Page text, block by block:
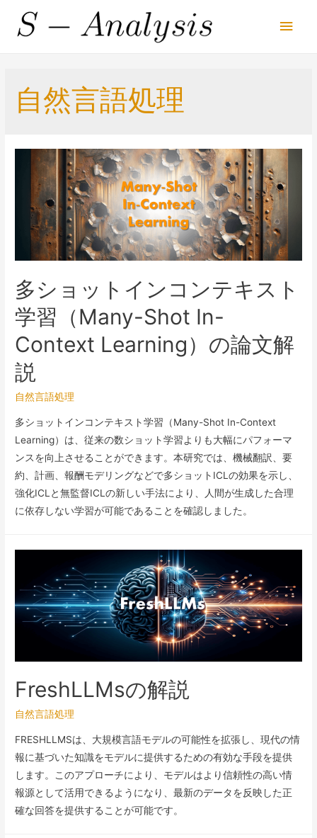
Main
自然言語処理
多ショットインコンテキスト
学習（Many-Shot In-
Context Learning）の論文解
説
自然言語処理
多ショットインコンテキスト学習（Many-Shot In-Context
Learning）は、従来の数ショット学習よりも大幅にパフォーマ
ンスを向上させることができます。本研究では、機械翻訳、要
約、計画、報酬モデリングなどで多ショットICLの効果を示し、
強化ICLと無監督ICLの新しい手法により、人間が生成した合理
に依存しない学習が可能であることを確認しました。
FreshLLMsの解説
自然言語処理
FRESHLLMSは、大規模言語モデルの可能性を拡張し、現代の情
報に基づいた知識をモデルに提供するための有効な手段を提供
します。このアプローチにより、モデルはより信頼性の高い情
報源として活用できるようになり、最新のデータを反映した正
確な回答を提供することが可能です。